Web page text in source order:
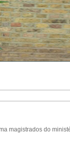
magistrados do